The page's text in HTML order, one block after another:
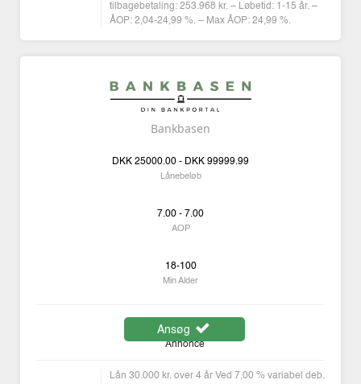
tilbagebetaling: 253.968 kr. – Løbetid: 1-15 år. –
ÅOP: 2,04-24,99 %. – Max ÅOP: 24,99 %.
Bankbasen
DKK 25000.00 - DKK 99999.99
Lånebeløb
7.00 - 7.00
AOP
18-100
Min Alder
Ansøg
Annonce
Lån 30.000 kr. over 4 år Ved 7,00 % variabel deb.